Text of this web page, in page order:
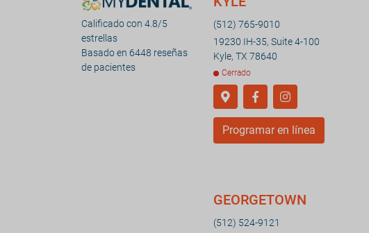
Calificado con 4.8/5
estrellas
Basado en 6448 reseñas
de pacientes
(512) 765-9010
19230 IH-35, Suite 4-100
Kyle, TX 78640
Cerrado
Programar en línea
GEORGETOWN
(512) 524-9121